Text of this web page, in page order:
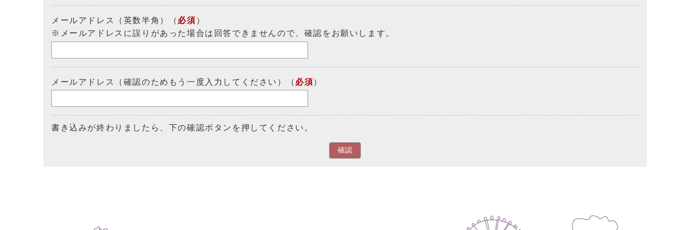
メールアドレス（英数半角）（ 必須 ）
※メールアドレスに誤りがあった場合は回答できませんので、確認をお願いします。
メールアドレス（確認のためもう一度入力してください）（ 必須）
書き込みが終わりましたら、下の確認ボタンを押してください。
確認